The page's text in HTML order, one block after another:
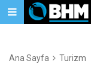
Ana Sayfa Turizm